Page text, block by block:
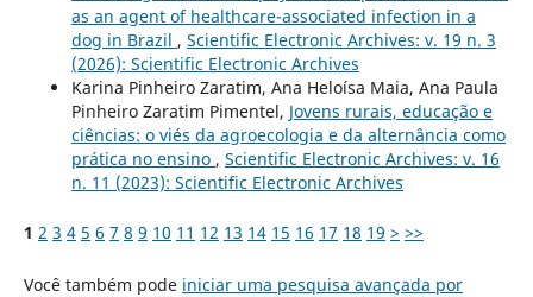
as an agent of healthcare-associated infection in a
dog in Brazil , Scientific Electronic Archives: v. 19 n. 3
(2026): Scientific Electronic Archives
Karina Pinheiro Zaratim, Ana Heloísa Maia, Ana Paula
Pinheiro Zaratim Pimentel, Jovens rurais, educação e
ciências: o viés da agroecologia e da alternância como
prática no ensino , Scientific Electronic Archives: v. 16
n. 11 (2023): Scientific Electronic Archives
1 2 3 4 5 6 7 8 9 10 11 12 13 14 15 16 17 18 19 > >>
Você também pode iniciar uma pesquisa avançada por